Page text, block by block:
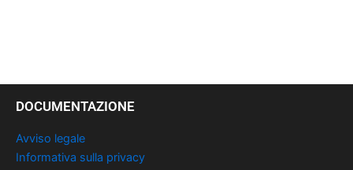
DOCUMENTAZIONE
Avviso legale
Informativa sulla privacy